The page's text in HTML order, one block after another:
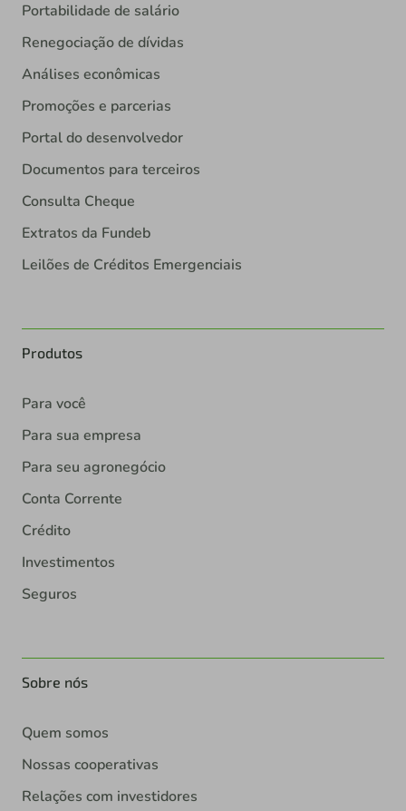
Portabilidade de salário
Renegociação de dívidas
Análises econômicas
Promoções e parcerias
Portal do desenvolvedor
Documentos para terceiros
Consulta Cheque
Extratos da Fundeb
Leilões de Créditos Emergenciais
Produtos
Para você
Para sua empresa
Para seu agronegócio
Conta Corrente
Crédito
Investimentos
Seguros
Sobre nós
Quem somos
Nossas cooperativas
Relações com investidores